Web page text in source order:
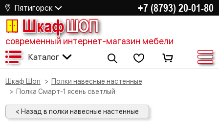
Пятигорск +7 (8793) 20-01-80
ШкафШОП
современный интернет-магазин мебели
Каталог
Шкаф Шоп
Полки навесные настенные
Полка Смарт-1 ясень светлый
< Назад в полки навесные настенные